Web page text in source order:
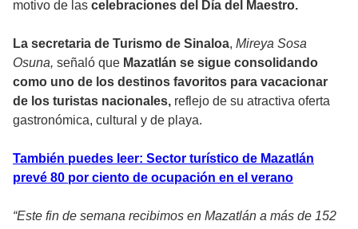
motivo de las celebraciones del Día del Maestro.
La secretaria de Turismo de Sinaloa, Mireya Sosa
Osuna, señaló que Mazatlán se sigue consolidando
como uno de los destinos favoritos para vacacionar
de los turistas nacionales, reflejo de su atractiva oferta
gastronómica, cultural y de playa.
También puedes leer: Sector turístico de Mazatlán
prevé 80 por ciento de ocupación en el verano
“Este fin de semana recibimos en Mazatlán a más de 152